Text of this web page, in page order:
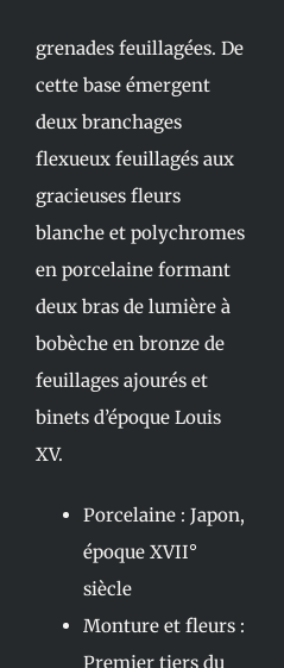
grenades feuillagées. De
cette base émergent
deux branchages
flexueux feuillagés aux
gracieuses fleurs
blanche et polychromes
en porcelaine formant
deux bras de lumière à
bobèche en bronze de
feuillages ajourés et
binets d’époque Louis
XV.
Porcelaine : Japon,
époque XVII°
siècle
Monture et fleurs :
Premier tiers du